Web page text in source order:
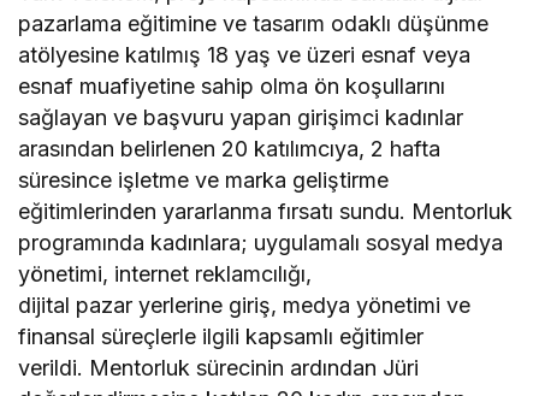
pazarlama eğitimine ve tasarım odaklı düşünme
atölyesine katılmış 18 yaş ve üzeri esnaf veya
esnaf muafiyetine sahip olma ön koşullarını
sağlayan ve başvuru yapan girişimci kadınlar
arasından belirlenen 20 katılımcıya, 2 hafta
süresince işletme ve marka geliştirme
eğitimlerinden yararlanma fırsatı sundu. Mentorluk
programında kadınlara; uygulamalı sosyal medya
yönetimi, internet reklamcılığı,
dijital pazar yerlerine giriş, medya yönetimi ve
finansal süreçlerle ilgili kapsamlı eğitimler
verildi. Mentorluk sürecinin ardından Jüri